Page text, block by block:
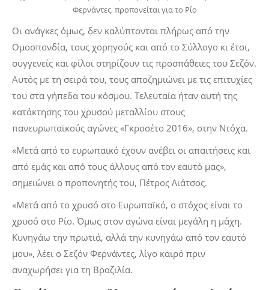
Φερνάντες, προπονείται για το Ρίο
Οι ανάγκες όμως, δεν καλύπτονται πλήρως από την
Ομοσπονδία, τους χορηγούς και από το Σύλλογο κι έτσι,
συγγενείς και φίλοι στηρίζουν τις προσπάθειες του Σεζόν.
Αυτός με τη σειρά του, τους αποζημιώνει με τις επιτυχίες
του στα γήπεδα του κόσμου. Τελευταία ήταν αυτή της
κατάκτησης του χρυσού μεταλλίου στους
πανευρωπαϊκούς αγώνες «Γκροσέτο 2016», στην Ντόχα.
«Μετά από το ευρωπαϊκό έχουν ανέβει οι απαιτήσεις και
από εμάς και από τους άλλους από τον εαυτό μας»,
σημειώνει ο προπονητής του, Πέτρος Λιάτσος.
«Μετά από το χρυσό στο Ευρωπαϊκό, ο στόχος είναι το
χρυσό στο Ρίο. Όμως στον αγώνα είναι μεγάλη η μάχη.
Κυνηγάω την πρωτιά, αλλά την κυνηγάω από τον εαυτό
μου», λέει ο Σεζόν Φερνάντες, λίγο καιρό πριν
αναχωρήσει για τη Βραζιλία.